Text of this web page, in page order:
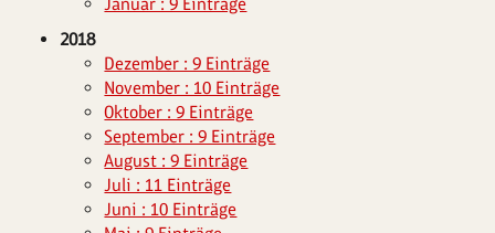
2018
Dezember : 9 Einträge
November : 10 Einträge
Oktober : 9 Einträge
September : 9 Einträge
August : 9 Einträge
Juli : 11 Einträge
Juni : 10 Einträge